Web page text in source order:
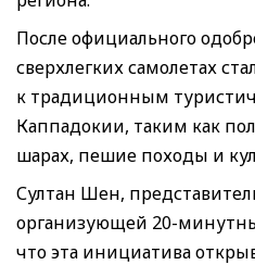
После официального
сверхлегких самолетах
к традиционным
Каппадокии, таким как
шарах, пешие походы и
Султан Шен,
организующей 20-
что эта инициатива